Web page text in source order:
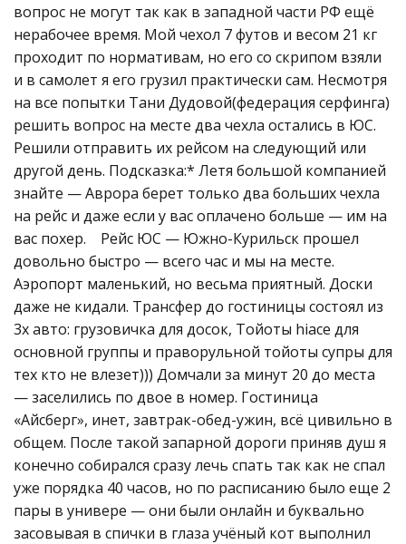
вопрос не могут так как в западной части РФ ещё
нерабочее время. Мой чехол 7 футов и весом 21 кг
проходит по нормативам, но его со скрипом взяли
и в самолет я его грузил практически сам. Несмотря
на все попытки Тани Дудовой(федерация серфинга)
решить вопрос на месте два чехла остались в ЮС.
Решили отправить их рейсом на следующий или
другой день. Подсказка:* Летя большой компанией
знайте — Аврора берет только два больших чехла
на рейс и даже если у вас оплачено больше — им на
вас похер. Рейс ЮС — Южно-Курильск прошел
довольно быстро — всего час и мы на месте.
Аэропорт маленький, но весьма приятный. Доски
даже не кидали. Трансфер до гостиницы состоял из
3х авто: грузовичка для досок, Тойоты hiace для
основной группы и праворульной тойоты супры для
тех кто не влезет))) Домчали за минут 20 до места
— заселились по двое в номер. Гостиница
«Айсберг», инет, завтрак-обед-ужин, всё цивильно в
общем. После такой запарной дороги приняв душ я
конечно собирался сразу лечь спать так как не спал
уже порядка 40 часов, но по расписанию было еще 2
пары в универе — они были онлайн и буквально
засовывая в спички в глаза учёный кот выполнил